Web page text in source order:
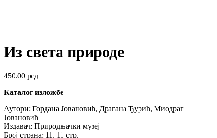
Из света природе
450.00 рсд
Каталог изложбе
Аутори: Гордана Јовановић, Драгана Ђурић, Миодраг
Јовановић
Издавач: Природњачки музеј
Број страна: 11, 11 стр.